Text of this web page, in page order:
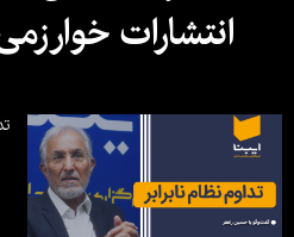
انتشارات